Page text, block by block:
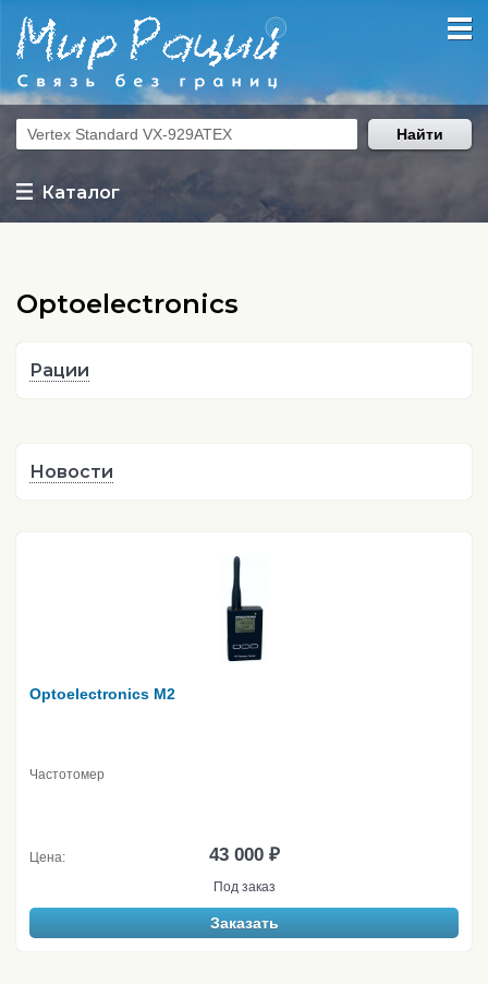
Каталог
Найти
Optoelectronics
Рации
Новости
Optoelectronics M2
Частотомер
Цена: 43 000 ₽
Под заказ
Заказать